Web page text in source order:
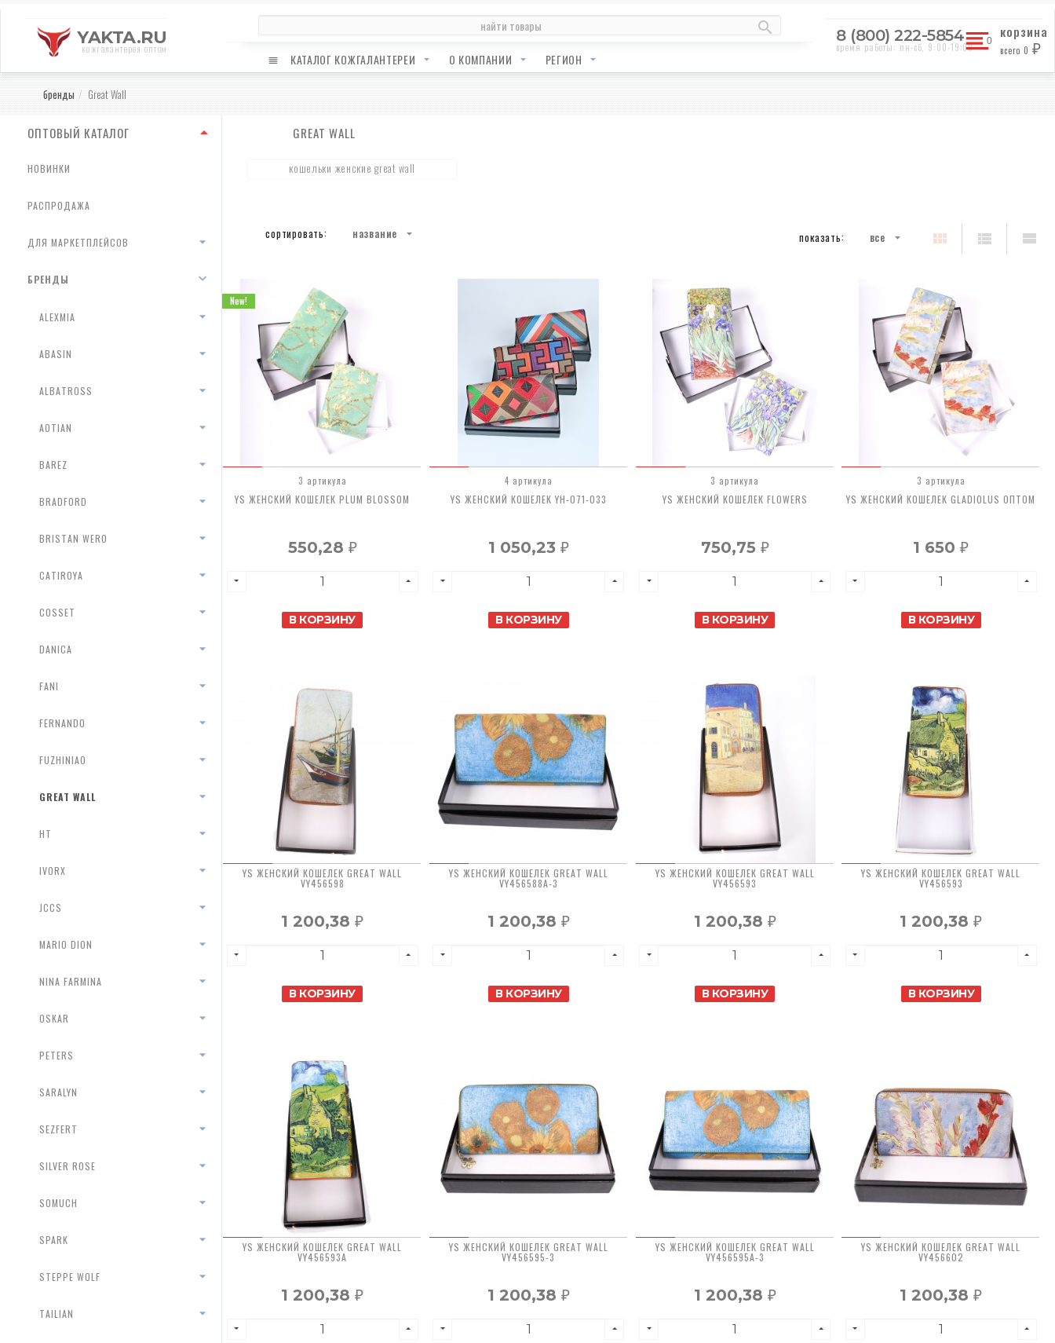
YAKTA.RU
кожгалантерея оптом
КАТАЛОГ КОЖГАЛАНТЕРЕИ О КОМПАНИИ РЕГИОН
8 (800) 222-5854
время работы: пн-сб, 9:00-19:00
корзина
всего 0 ₽
бренды Great Wall
ОПТОВЫЙ КАТАЛОГ
НОВИНКИ
РАСПРОДАЖА
ДЛЯ МАРКЕТПЛЕЙСОВ
БРЕНДЫ
ALEXMIA
ABASIN
ALBATROSS
AOTIAN
BAREZ
BRADFORD
BRISTAN WERO
CATIROYA
COSSET
DANICA
FANI
FERNANDO
FUZHINIAO
GREAT WALL
HT
IVORX
JCCS
MARIO DION
NINA FARMINA
OSKAR
PETERS
SARALYN
SEZFERT
SILVER ROSE
SOMUCH
SPARK
STEPPE WOLF
TAILIAN
GREAT WALL
кошельки женские great wall
сортировать: название показать: все
3 артикула
YS ЖЕНСКИЙ КОШЕЛЕК PLUM BLOSSOM
550,28 ₽
В КОРЗИНУ
New!
4 артикула
YS ЖЕНСКИЙ КОШЕЛЕК YH-071-033
1 050,23 ₽
В КОРЗИНУ
3 артикула
YS ЖЕНСКИЙ КОШЕЛЕК FLOWERS
750,75 ₽
В КОРЗИНУ
3 артикула
YS ЖЕНСКИЙ КОШЕЛЕК GLADIOLUS ОПТОМ
1 650₽
В КОРЗИНУ
YS ЖЕНСКИЙ КОШЕЛЕК GREAT WALL
VY456598
1 200,38₽
В КОРЗИНУ
YS ЖЕНСКИЙ КОШЕЛЕК GREAT WALL
VY456588A-3
1 200,38 ₽
В КОРЗИНУ
YS ЖЕНСКИЙ КОШЕЛЕК GREAT WALL
VY456593
1 200,38 ₽
В КОРЗИНУ
YS ЖЕНСКИЙ КОШЕЛЕК GREAT WALL
VY456593
1 200,38₽
В КОРЗИНУ
YS ЖЕНСКИЙ КОШЕЛЕК GREAT WALL
VY456593A
1 200,38₽
YS ЖЕНСКИЙ КОШЕЛЕК GREAT WALL
VY456595-3
1 200,38 ₽
YS ЖЕНСКИЙ КОШЕЛЕК GREAT WALL
VY456595A-3
1 200,38 ₽
YS ЖЕНСКИЙ КОШЕЛЕК GREAT WALL
VY456602
1 200,38₽